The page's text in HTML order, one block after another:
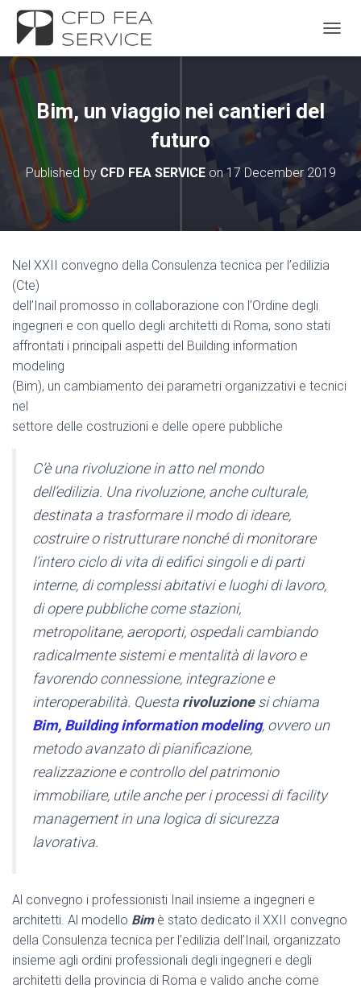
Bim, un viaggio nei cantieri del
futuro
Published by CFD FEA SERVICEon17 December 2019
Nel XXII convegno della Consulenza tecnica per l’edilizia
(Cte)
dell’Inail promosso in collaborazione con l’Ordine degli
ingegneri e con quello degli architetti di Roma, sono stati
affrontati i principali aspetti del Building information
modeling
(Bim), un cambiamento dei parametri organizzativi e tecnici
nel
settore delle costruzioni e delle opere pubbliche
C’è una rivoluzione in atto nel mondo
dell’edilizia. Una rivoluzione, anche culturale,
destinata a trasformare il modo di ideare,
costruire o ristrutturare nonché di monitorare
l’intero ciclo di vita di edifici singoli e di parti
interne, di complessi abitativi e luoghi di lavoro,
di opere pubbliche come stazioni,
metropolitane, aeroporti, ospedali cambiando
radicalmente sistemi e mentalità di lavoro e
favorendo connessione, integrazione e
interoperabilità. Questa rivoluzionesi chiama
Bim, Building information modeling, ovvero un
metodo avanzato di pianificazione,
realizzazione e controllo del patrimonio
immobiliare, utile anche per i processi di facility
management in una logica di sicurezza
lavorativa.
Al convegno i professionisti Inail insieme a ingegneri e
architetti. Al modello Bimè stato dedicato il XXII convegno
della Consulenza tecnica per l’edilizia dell’Inail, organizzato
insieme agli ordini professionali degli ingegneri e degli
architetti della provincia di Roma e valido anche come